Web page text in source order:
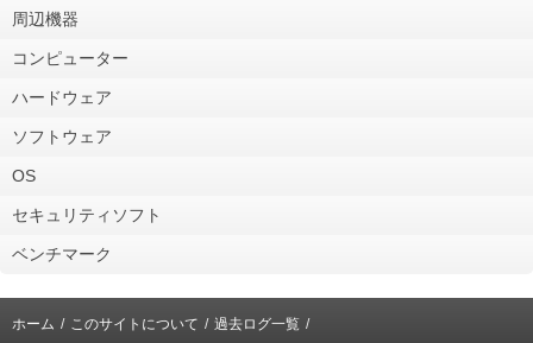
周辺機器
コンピューター
ハードウェア
ソフトウェア
OS
セキュリティソフト
ベンチマーク
ホーム このサイトについて 過去ログ一覧